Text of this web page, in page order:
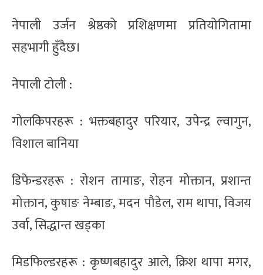
नेपाली उर्जन श्रेष्ठको प्रशिक्षणमा प्रतियोगितामा
सहभागी हुँदैछ।
नेपाली टोली :
गोलकिपरहरू : भक्तबहादुर परियार, उपेन्द्र ल्वागुन,
विशाल बानिया
डिफेन्डरहरू : रोशन तामाङ, रोहन मोक्तान, प्रशान्त
मोक्तान, कुषाङ नेम्बाङ, मदन पौडेल, राम थापा, विजय
उर्वा, सिद्धान्त खड्का
मिडफिल्डरहरू : कृष्णबहादुर आले, क्रिश थापा मगर,